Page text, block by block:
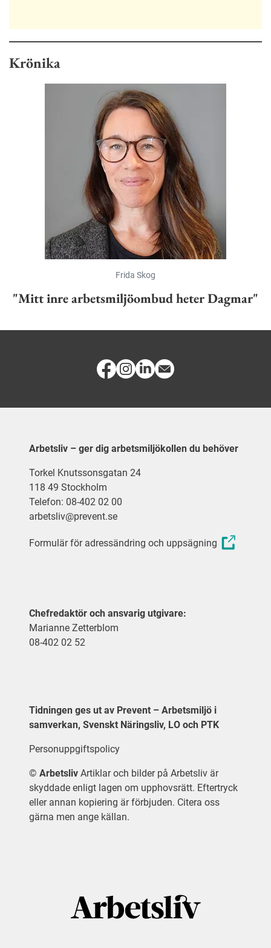
Krönika
Frida Skog
"Mitt inre arbetsmiljöombud heter Dagmar"
Arbetsliv – ger dig arbetsmiljökollen du behöver
Torkel Knutssonsgatan 24
118 49 Stockholm
Telefon: 08-402 02 00
arbetsliv@prevent.se
Formulär för adressändring och uppsägning
Chefredaktör och ansvarig utgivare:
Marianne Zetterblom
08-402 02 52
Tidningen ges ut av Prevent – Arbetsmiljö i
samverkan, Svenskt Näringsliv, LO och PTK
Personuppgiftspolicy
© Arbetsliv Artiklar och bilder på Arbetsliv är
skyddade enligt lagen om upphovsrätt. Eftertryck
eller annan kopiering är förbjuden. Citera oss
gärna men ange källan.